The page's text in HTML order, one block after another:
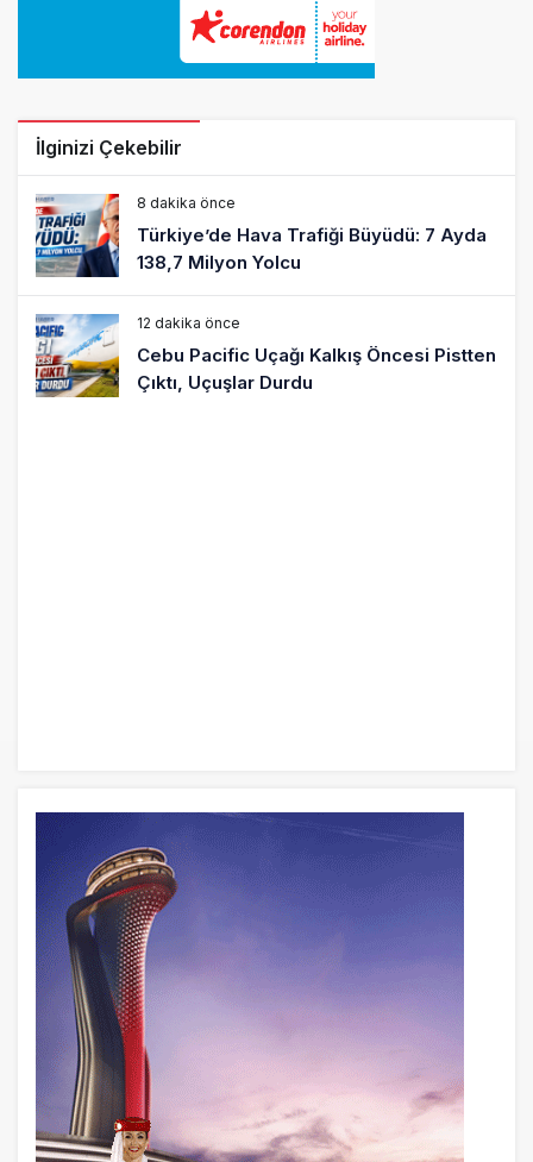
İlginizi Çekebilir
8 dakika önce
Türkiye’de Hava Trafiği Büyüdü: 7 Ayda
138,7 Milyon Yolcu
12 dakika önce
Cebu Pacific Uçağı Kalkış Öncesi Pistten
Çıktı, Uçuşlar Durdu